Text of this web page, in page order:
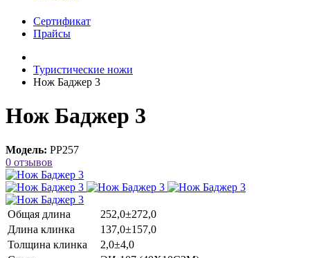
Сертификат
Прайсы
Туристические ножи
Нож Баджер 3
Нож Баджер 3
Модель: РР257
0 отзывов
Общая длина
252,0±272,0
Длина клинка
137,0±157,0
Толщина клинка
2,0±4,0